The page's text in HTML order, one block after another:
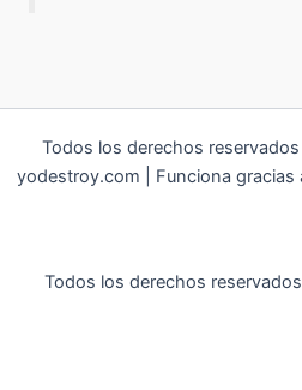
Todos los derechos
yodestroy.com | Funciona
Todos los derechos